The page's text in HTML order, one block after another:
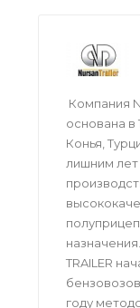
Компания
основана в
Конья,
лишним
TRAILER
году